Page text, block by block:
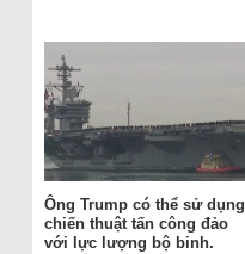
Ông Trump có thể sử dụng
chiến thuật tấn công đảo
với lực lượng bộ binh.